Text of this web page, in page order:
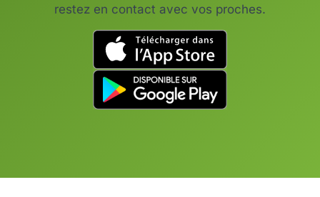
restez en contact avec vos proches.